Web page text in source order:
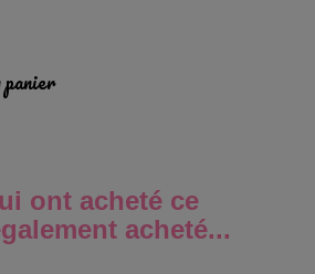
ont acheté ce
acheté...